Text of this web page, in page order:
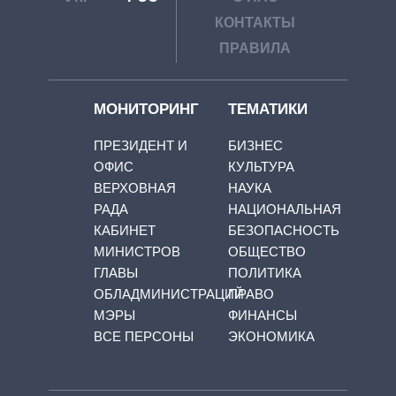
КОНТАКТЫ
ПРАВИЛА
МОНИТОРИНГ
ПРЕЗИДЕНТ И
ОФИС
ВЕРХОВНАЯ
РАДА
КАБИНЕТ
МИНИСТРОВ
ГЛАВЫ
ОБЛАДМИНИСТРАЦИЙ
МЭРЫ
ВСЕ ПЕРСОНЫ
ТЕМАТИКИ
БИЗНЕС
КУЛЬТУРА
НАУКА
НАЦИОНАЛЬНАЯ
БЕЗОПАСНОСТЬ
ОБЩЕСТВО
ПОЛИТИКА
ПРАВО
ФИНАНСЫ
ЭКОНОМИКА